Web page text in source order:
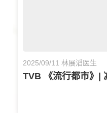
2025/09/11 林展滔医生
TVB 《流行都市》|